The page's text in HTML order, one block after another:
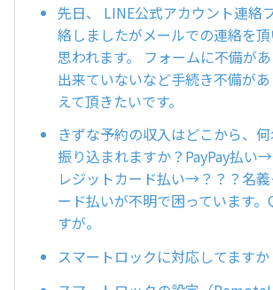
先日、 LINE公式アカウント連絡
絡しましたがメールでの連絡を
思われます。 フォームに不備が
出来ていないなど手続き不備が
えて頂きたいです。
きずな予約の収入はどこから、
振り込まれますか？PayPay払い
レジットカード払い→？？？名
ード払いが不明で困っています。
すが。
スマートロックに対応してますか